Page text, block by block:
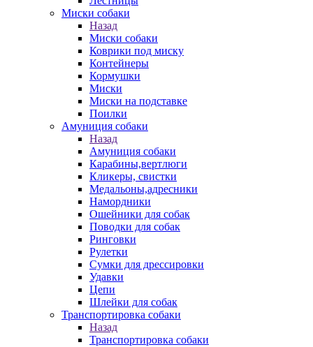
Миски собаки
Назад
Миски собаки
Коврики под миску
Контейнеры
Кормушки
Миски
Миски на подставке
Поилки
Амуниция собаки
Назад
Амуниция собаки
Карабины,вертлюги
Кликеры, свистки
Медальоны,адресники
Намордники
Ошейники для собак
Поводки для собак
Ринговки
Рулетки
Сумки для дрессировки
Удавки
Цепи
Шлейки для собак
Транспортировка собаки
Назад
Транспортировка собаки